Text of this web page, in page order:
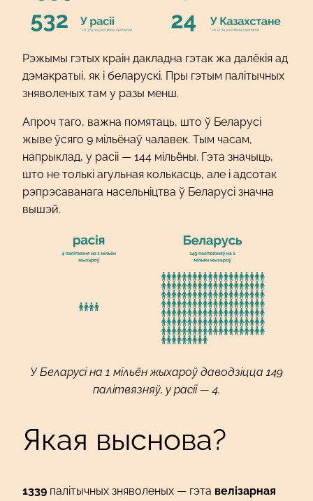
Рэжымы гэтых краін дакладна гэтак жа далёкія ад
дэмакратыі, як і беларускі. Пры гэтым палітычных
зняволеных там у разы менш.
Апроч таго, важна помятаць, што ў Беларусі
жыве ўсяго 9 мільёнаў чалавек. Тым часам,
напрыклад, у расіі — 144 мільёны. Гэта значыць,
што не толькі агульная колькасць, але і адсотак
рэпрэсаванага насельніцтва ў Беларусі значна
вышэй.
У Беларусі на 1 мільён жыхароў даводзіцца 149
палітвязняў, у расіі — 4.
Якая выснова?
1339 палітычных зняволеных — гэта велізарная